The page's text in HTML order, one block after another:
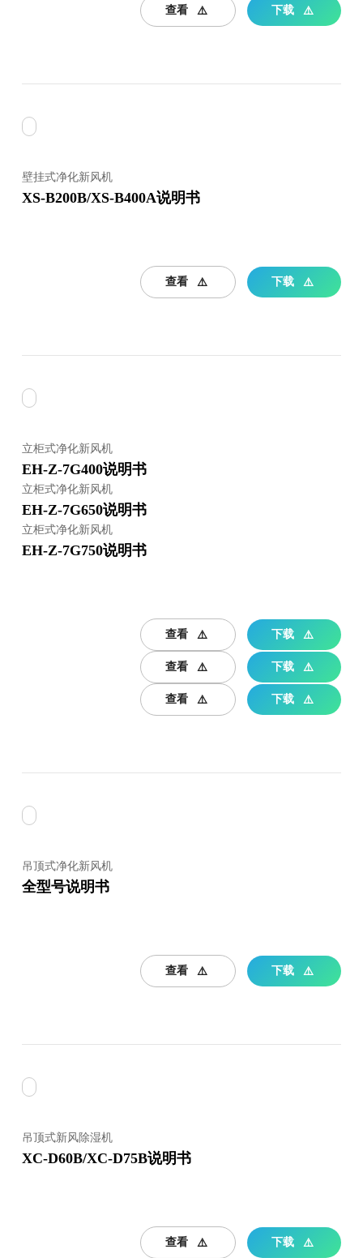
查看 下载
壁挂式净化新风机
XS-B200B/XS-B400A说明书
查看 下载
立柜式净化新风机
EH-Z-7G400说明书
立柜式净化新风机
EH-Z-7G650说明书
立柜式净化新风机
EH-Z-7G750说明书
查看 下载
查看 下载
查看 下载
吊顶式净化新风机
全型号说明书
查看 下载
吊顶式新风除湿机
XC-D60B/XC-D75B说明书
查看 下载